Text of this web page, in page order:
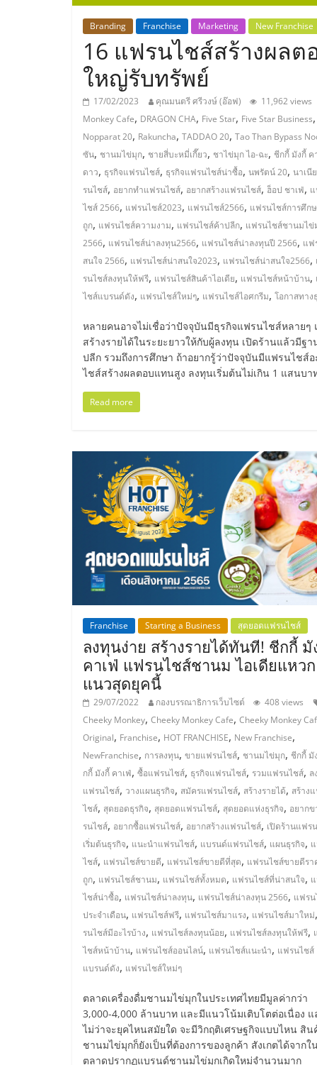
เอ็
มอี
ไทย,
SMEs,
แฟ
รน
ไชส์,
ที่
ปรึกษา
แฟ
รน
ไชส์,
รวม
แฟ
รน
ไชส์
ขาย
แฟ
รน
ไชส์
แฟ
รน
ไชส์
ขาย
หน้า
บ้าน
ลงทุน
Branding Franchise Marketing New Franchise
16 แฟรนไชส์สร้างผล
ใหญ่รับทรัพย์
17/02/2023 คุณมนตรี ศรีวงษ์ (อ๊อฟ) 11,962 views
Monkey Cafe, DRAGON CHA, Five Star, Five Star Business,
Nopparat 20, Rakuncha, TADDAO 20, Tao Than Bypass
ซัน, ชานมไข่มุก, ชายสี่บะหมี่เกี๊ยว, ชาไข่มุก ไอ-ฉะ, ชีกกี้ มังกี้ ค
ดาว, ธุรกิจแฟรนไชส์, ธุรกิจแฟรนไชส์น่าซื้อ, นพรัตน์ 20, นาเนี
รนไชส์, อยากทำแฟรนไชส์, อยากสร้างแฟรนไชส์, ฮ็อป ชาเฟ่,
ไชส์ 2566, แฟรนไชส์2023, แฟรนไชส์2566, แฟรนไชส์การศึก
ถูก, แฟรนไชส์ความงาม, แฟรนไชส์ค้าปลีก, แฟรนไชส์ชานมไข่
2566, แฟรนไชส์น่าลงทุน2566, แฟรนไชส์น่าลงทุนปี 2566, แฟ
สนใจ 2566, แฟรนไชส์น่าสนใจ2023, แฟรนไชส์น่าสนใจ2566,
รนไชส์ลงทุนให้ฟรี, แฟรนไชส์สินค้าไอเดีย, แฟรนไชส์หน้าบ้าน,
ไชส์แบรนด์ดัง, แฟรนไชส์ใหม่ๆ, แฟรนไชส์ไอศกรีม, โอกาสทาง
หลายคนอาจไม่เชื่อว่าปัจจุบันมีธุรกิจแฟรนไชส์หลาย
สร้างรายได้ในระยะยาวให้กับผู้ลงทุน เปิดร้านแล้วมีฐ
ปลีก รวมถึงการศึกษา ถ้าอยากรู้ว่าปัจจุบันมีแฟรนไชส์
ไชส์สร้างผลตอบแทนสูง ลงทุนเริ่มต้นไม่เกิน 1 แสนบา
Read more
Franchise Starting a Business สุดยอดแฟรนไชส์
ลงทุนง่าย สร้างรายได้ทันที! ชีกกี้ มั
คาเฟ่ แฟรนไชส์ชานม ไอเดียแหวก
แนวสุดยุคนี้
29/07/2022 กองบรรณาธิการเว็บไซต์
408 views
Cheeky Monkey, Cheeky Monkey Cafe, Cheeky Monkey
Original, Franchise, HOT FRANCHISE, New Franchise,
NewFranchise, การลงทุน, ขายแฟรนไชส์, ชานมไข่มุก, ชีกกี้ มั
กกี้ มังกี้ คาเฟ่, ซื้อแฟรนไชส์, ธุรกิจแฟรนไชส์, รวมแฟรนไชส์, ล
แฟรนไชส์, วางแผนธุรกิจ, สมัครแฟรนไชส์, สร้างรายได้, สร้าง
ไชส์, สุดยอดธุรกิจ, สุดยอดแฟรนไชส์, สุดยอดแห่งธุรกิจ, อยาก
รนไชส์, อยากซื้อแฟรนไชส์, อยากสร้างแฟรนไชส์, เปิดร้านแฟร
เริ่มต้นธุรกิจ, แนะนำแฟรนไชส์, แบรนด์แฟรนไชส์, แผนธุรกิจ,
ไชส์, แฟรนไชส์ขายดี, แฟรนไชส์ขายดีที่สุด, แฟรนไชส์ขายดีรา
ถูก, แฟรนไชส์ชานม, แฟรนไชส์ทั้งหมด, แฟรนไชส์ที่น่าสนใจ,
ไชส์น่าซื้อ, แฟรนไชส์น่าลงทุน, แฟรนไชส์น่าลงทุน 2566, แฟร
ประจำเดือน, แฟรนไชส์ฟรี, แฟรนไชส์มาแรง, แฟรนไชส์มาใหม่,
รนไชส์มีอะไรบ้าง, แฟรนไชส์ลงทุนน้อย, แฟรนไชส์ลงทุนให้ฟรี,
ไชส์หน้าบ้าน, แฟรนไชส์ออนไลน์, แฟรนไชส์แนะนำ, แฟรนไชส์
แบรนด์ดัง, แฟรนไชส์ใหม่ๆ
ตลาดเครื่องดื่มชานมไข่มุกในประเทศไทยมีมูลค่ากว่า
3,000-4,000 ล้านบาท และมีแนวโน้มเติบโตต่อเนื่อง แ
ไม่ว่าจะยุคไหนสมัยใด จะมีวิกฤติเศรษฐกิจแบบไหน สิน
ชานมไข่มุกก็ยังเป็นที่ต้องการของลูกค้า สังเกตได้จากใ
ตลาดปรากฏแบรนด์ชานมไข่มุกเกิดใหม่จำนวนมาก